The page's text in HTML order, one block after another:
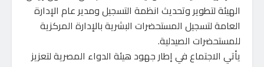
الهيئة لتطوير وتحديث انظمة التسجيل ومدير عام الإدارة
العامة لتسجيل المستحضرات البشرية بالإدارة المركزية
للمستحضرات الصيدلية.
يأتي الاجتماع في إطار جهود هيئة الدواء المصرية لتعزيز